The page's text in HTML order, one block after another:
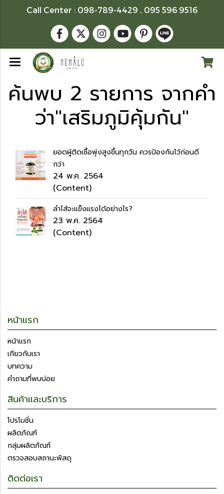
Call Center : 098-789-4429 , 095 596 9516
ค้นพบ 2 รายการ จากคำ
ว่า"เสริมภูมิคุ้มกัน"
ยอดผู้ติดเชื้อพุ่งสูงขึ้นทุกวัน ควรป้องกันไว้ก่อนดี
กว่า
24 พ.ค. 2564
(Content)
ลำไส้จะแข็งแรงได้อย่างไร?
23 พ.ค. 2564
(Content)
หน้าแรก
หน้าแรก
เกียวกับเรา
บทความ
คำถามที่พบบ่อย
สินค้าและบริการ
โปรโมชั่น
ผลิตภัณฑ์
กลุ่มผลิตภัณฑ์
ตรวจสอบสถานะพัสดุ
ติดต่อเรา